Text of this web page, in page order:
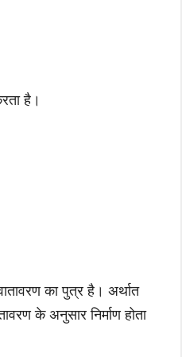
है।
का पुत्र है। अर्थात
के अनुसार निर्माण होता